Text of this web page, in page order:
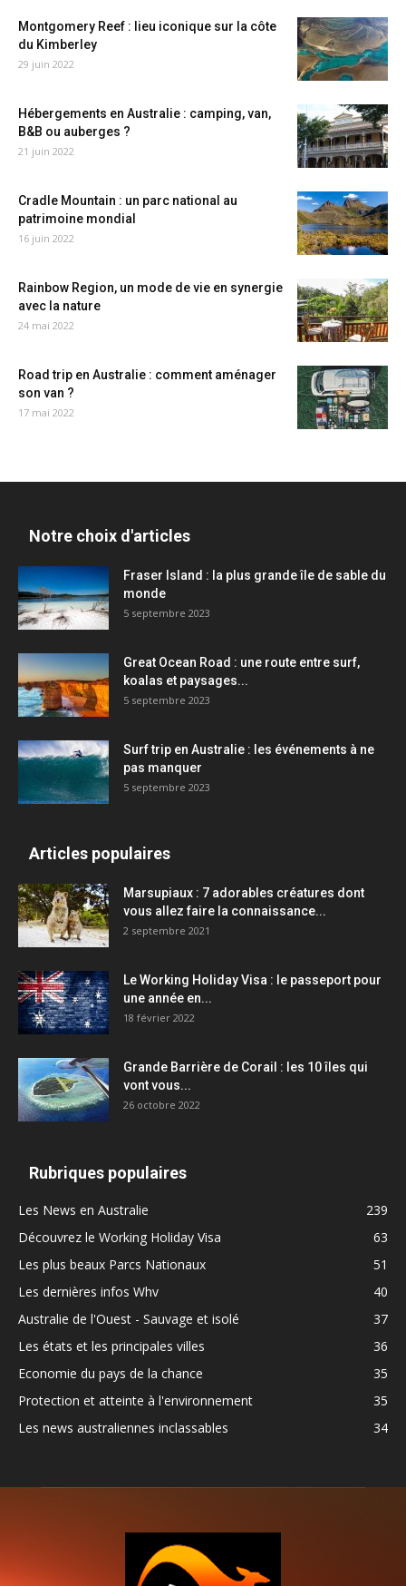
Montgomery Reef : lieu iconique sur la côte
du Kimberley
29 juin 2022
Hébergements en Australie : camping, van,
B&B ou auberges ?
21 juin 2022
Cradle Mountain : un parc national au
patrimoine mondial
16 juin 2022
Rainbow Region, un mode de vie en synergie
avec la nature
24 mai 2022
Road trip en Australie : comment aménager
son van ?
17 mai 2022
Notre choix d'articles
Fraser Island : la plus grande île de sable du
monde
5 septembre 2023
Great Ocean Road : une route entre surf,
koalas et paysages...
5 septembre 2023
Surf trip en Australie : les événements à ne
pas manquer
5 septembre 2023
Articles populaires
Marsupiaux : 7 adorables créatures dont
vous allez faire la connaissance...
2 septembre 2021
Le Working Holiday Visa : le passeport pour
une année en...
18 février 2022
Grande Barrière de Corail : les 10 îles qui
vont vous...
26 octobre 2022
Rubriques populaires
Les News en Australie
239
Découvrez le Working Holiday Visa
63
Les plus beaux Parcs Nationaux
51
Les dernières infos Whv
40
Australie de l'Ouest - Sauvage et isolé
37
Les états et les principales villes
36
Economie du pays de la chance
35
Protection et atteinte à l'environnement
35
Les news australiennes inclassables
34